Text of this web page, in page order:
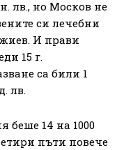
лв., но Москов не
си лечебни
И прави
15 г.
са били 1
лв.
беше 14 на 1000
пъти повече